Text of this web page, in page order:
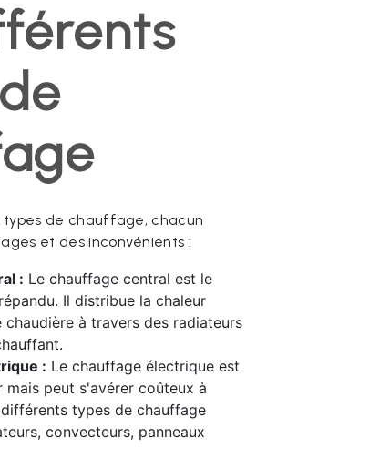
types de chauffage, chacun
et des inconvénients :
: Le chauffage central est le
Il distribue la chaleur
chaudière à travers des radiateurs
: Le chauffage électrique est
mais peut s'avérer coûteux à
types de chauffage
convecteurs, panneaux